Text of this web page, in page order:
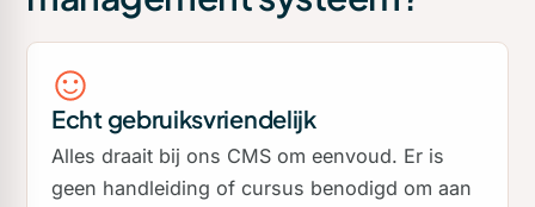
Echt gebruiksvriendelijk
Alles draait bij ons CMS om eenvoud. Er is
geen handleiding of cursus benodigd om aan